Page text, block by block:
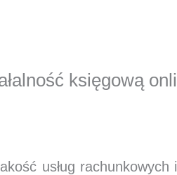
księgową
usług